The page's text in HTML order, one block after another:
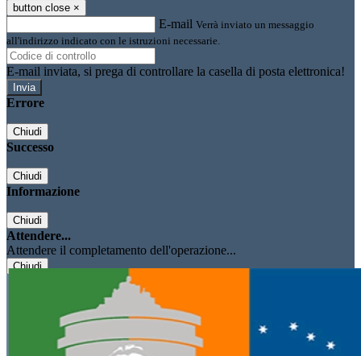
button close ×
E-mail Verrà inviato un messaggio
all'indirizzo indicato con le istruzioni necessarie.
E-mail inviata, si prega di controllare la casella di posta elettronica!
Errore
Chiudi
Successo
Chiudi
Informazione
Chiudi
Attendere...
Attendere il completamento dell'operazione...
Chiudi